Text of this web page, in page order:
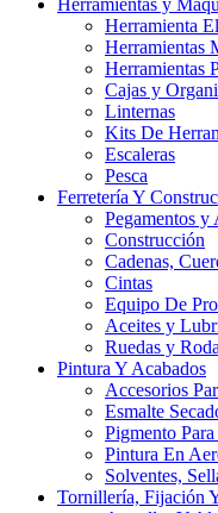
Herramientas y
Herramienta
Herramientas
Herramientas
Cajas y
Linternas
Kits De
Escaleras
Pesca
Ferretería Y
Pegamentos y
Construcción
Cadenas,
Cintas
Equipo De
Aceites y
Ruedas y
Pintura Y Acabados
Accesorios
Esmalte
Pigmento
Pintura En
Solventes,
Tornillería, Fijación